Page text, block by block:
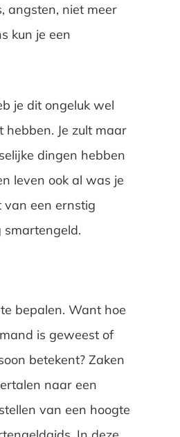
angsten, niet meer
kun je een
je dit ongeluk wel
Je zult maar
dingen hebben
leven ook al was je
van een ernstig
smartengeld.
bepalen. Want hoe
is geweest of
betekent? Zaken
naar een
van een hoogte